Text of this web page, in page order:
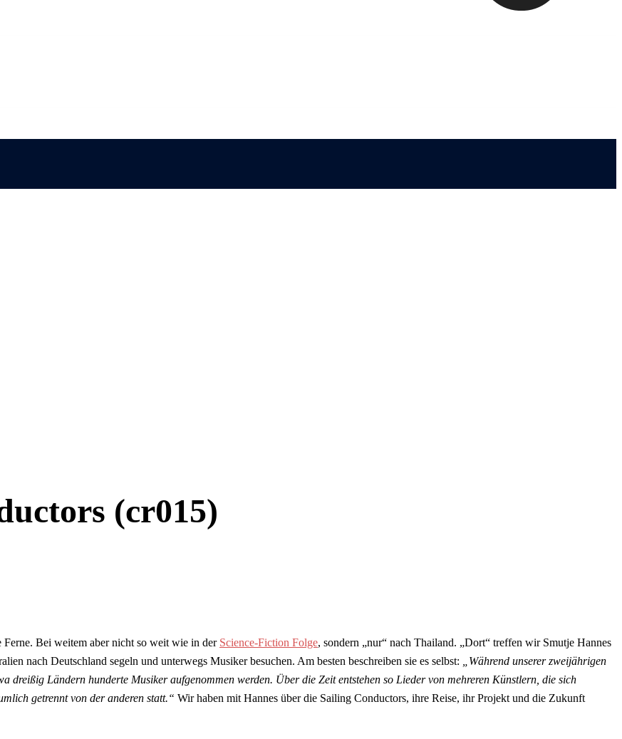
(cr015)
Bei weitem aber nicht so weit wie in der Science-Fiction Folge, sondern „nur“ nach Thailand. „Dort“ treffen wir Smutje Hannes
nach Deutschland segeln und unterwegs Musiker besuchen. Am besten beschreiben sie es selbst:
„Während unserer zweijährigen
dreißig Ländern hunderte Musiker aufgenommen werden. Über die Zeit entstehen so Lieder von mehreren Künstlern, die sich
getrennt von der anderen statt.“ Wir haben mit Hannes über die Sailing Conductors, ihre Reise, ihr Projekt und die Zukunft